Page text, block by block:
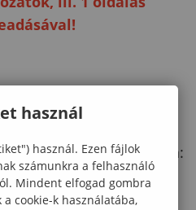
hozzánk
és sikeres munkát kíván:
Tanácsa
használ
használ. Ezen fájlok
számunkra a felhasználó
Mindent elfogad gombra
cookie-k használatába,